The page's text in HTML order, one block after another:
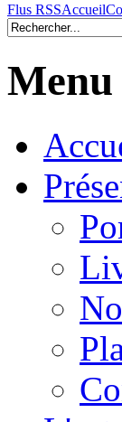
Flus RSSAccueil
Menu